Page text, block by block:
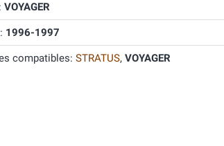
VOYAGER
1996-1997
compatibles: STRATUS, VOYAGER